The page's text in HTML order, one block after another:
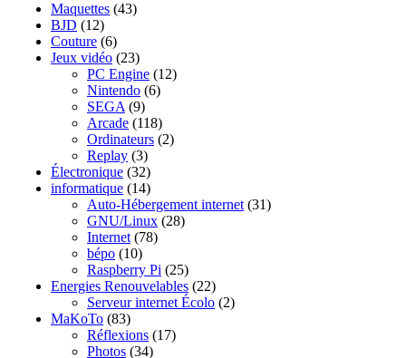
Maquettes (43)
BJD (12)
Couture (6)
Jeux vidéo (23)
PC Engine (12)
Nintendo (6)
SEGA (9)
Arcade (118)
Ordinateurs (2)
Replay (3)
Électronique (32)
informatique (14)
Auto-Hébergement internet (31)
GNU/Linux (28)
Internet (78)
bépo (10)
Raspberry Pi (25)
Energies Renouvelables (22)
Serveur internet Écolo (2)
MaKoTo (83)
Réflexions (17)
Photos (34)